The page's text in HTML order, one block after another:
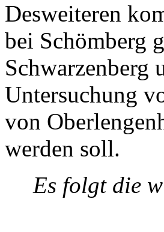
Desweiteren
bei Schömberg
Schwarzenberg
Untersuchung
von
werden soll.
Es folgt die